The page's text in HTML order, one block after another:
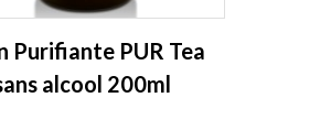
Purifiante PUR Tea
alcool 200ml